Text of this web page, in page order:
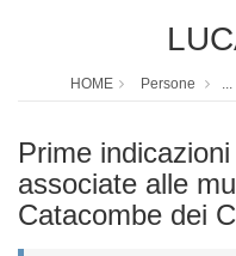
HOME Persone ...
Prime
associate alle
Catacombe dei